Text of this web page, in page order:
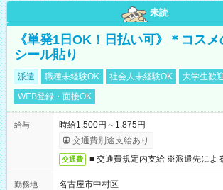
未読
《単発1日OK！日払い可》＊コス
シール貼り
派遣 職種未経験OK 社会人未経験OK 大学生歓
WEB登録・面接OK
給与
時給1,500円～1,875円
交通費別途支給あり
交通費 ■ 交通費規定内支給 ※派遣先によ
勤務地
名古屋市中村区